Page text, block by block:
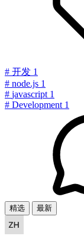
# 开发 1
# node.js 1
# javascript 1
# Development 1
精选 最新